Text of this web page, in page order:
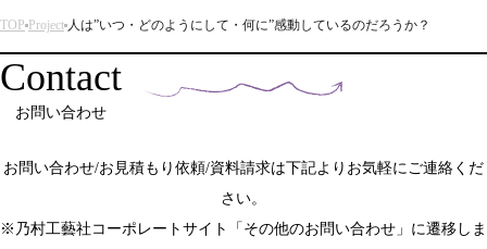
TOP Project 人は”いつ・どのようにして・何に”感動しているのだろうか？
Contact
お問い合わせ
お問い合わせ/お見積もり依頼/資料請求は下記よりお気軽にご連絡くだ
さい。
※乃村工藝社コーポレートサイト「その他のお問い合わせ」に遷移しま